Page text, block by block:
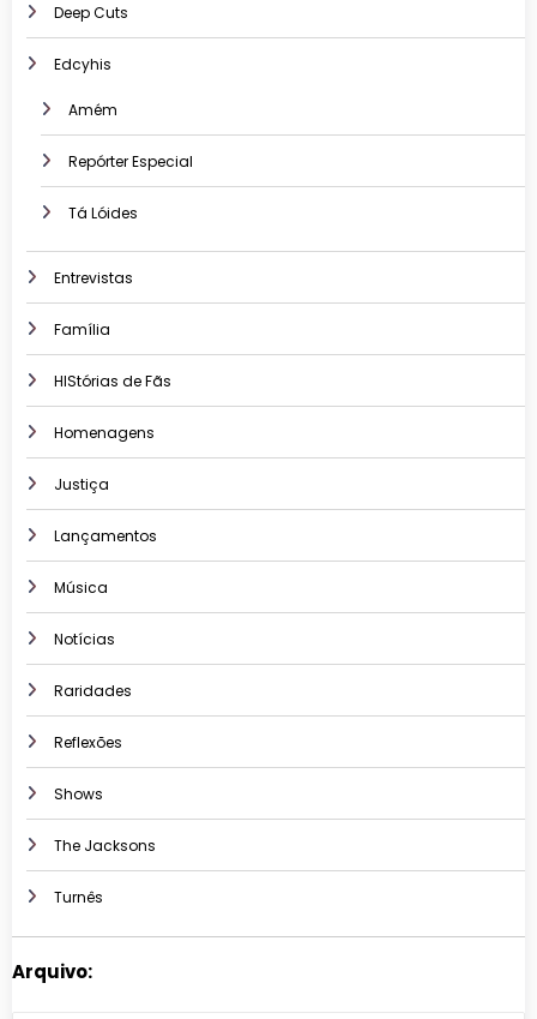
Deep Cuts
Edcyhis
Amém
Repórter Especial
Tá Lóides
Entrevistas
Família
HIStórias de Fãs
Homenagens
Justiça
Lançamentos
Música
Notícias
Raridades
Reflexões
Shows
The Jacksons
Turnês
Arquivo: